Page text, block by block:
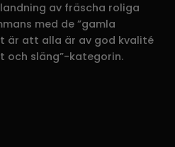
av fräscha roliga
med de ”gamla
är att alla är av god kvalité
och släng”-kategorin.